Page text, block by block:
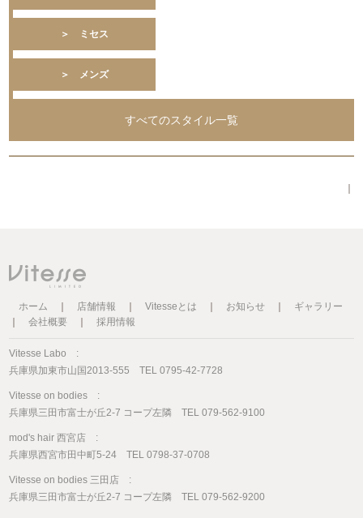
＞ ミセス
＞ メンズ
すべてのスタイル一覧
ホーム 店舗情報 Vitesseとは お知らせ
ギャラリー
会社概要 採用情報
Vitesse Labo :
兵庫県加東市山国2013-555 TEL 0795-42-7728
Vitesse on bodies :
兵庫県三田市富士が丘2-7 コープ左隣 TEL 079-562-9100
mod's hair 西宮店 :
兵庫県西宮市田中町5-24 TEL 0798-37-0708
Vitesse on bodies 三田店 :
兵庫県三田市富士が丘2-7 コープ左隣 TEL 079-562-9200